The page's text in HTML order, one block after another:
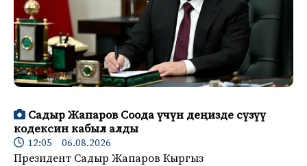
Садыр Жапаров Соода үчүн деңизде сүзүү
кодексин кабыл алды
12:05 06.08.2026
Президент Садыр Жапаров Кыргыз